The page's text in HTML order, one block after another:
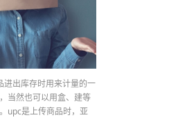
进出库存时用来计量的一
当然也可以用盒、建等
upc是上传商品时，亚